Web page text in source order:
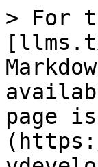
> For
page